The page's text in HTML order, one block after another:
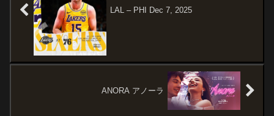
LAL – PHI Dec 7, 2025
ANORA アノーラ